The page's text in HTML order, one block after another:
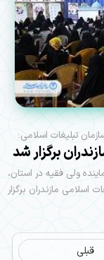
تبلیغات اسلامی:
برگزار شد
ولی فقیه در استان،
اسلامی مازندران برگزار
قبلی